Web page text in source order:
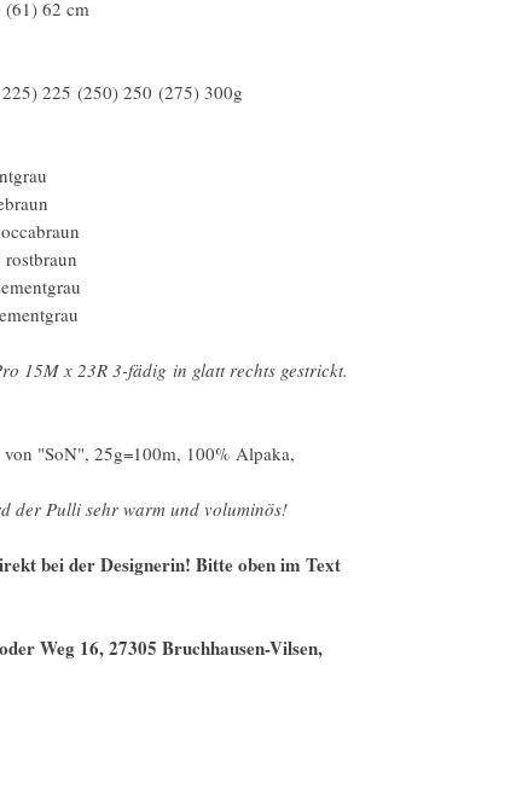
(61) 62 cm
225 (250) 250 (275) 300g
15M x 23R 3-fädig in glatt rechts gestrickt.
"SoN", 25g=100m, 100% Alpaka,
der Pulli sehr warm und voluminös!
bei der Designerin! Bitte oben im Text
Weg 16, 27305 Bruchhausen-Vilsen,